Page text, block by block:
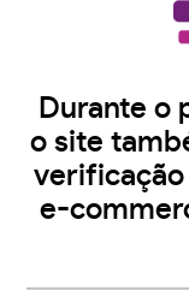
Durante o
o site
e-